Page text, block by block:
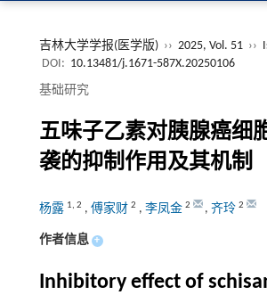
吉林大学学报(医学版) ›› 2025, Vol. 51 ››
DOI: 10.13481/j.1671-587X.20250106
基础研究
五味子乙素对胰腺癌细
袭的抑制作用及其机制
杨露 1, 2 , 傅家财 2 , 李凤金 2 , 齐玲 2
作者信息 +
Inhibitory effect of